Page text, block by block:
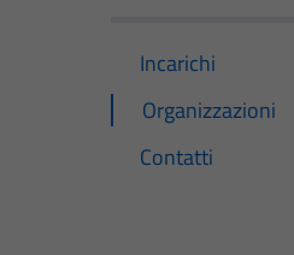
Incarichi
Organizzazioni
Contatti